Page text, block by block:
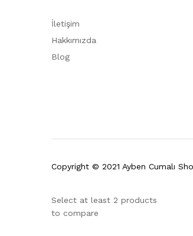
İletişim
Hakkımızda
Blog
Copyright © 2021 Ayben Cumalı
Select at least 2 products
to compare